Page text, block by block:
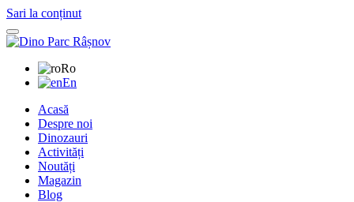
Sari la conținut
Ro
En
Acasă
Despre noi
Dinozauri
Activități
Noutăți
Magazin
Blog